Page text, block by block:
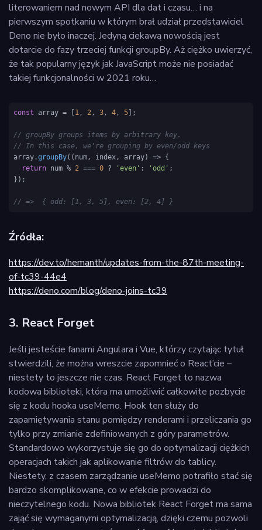
literowaniem nad nowym API dla dat i czasu… i na
pierwszym spotkaniu w którym brał udział przedstawiciel
Deno nie było inaczej. Jedyną ciekawą nowością jest
dotarcie do fazy trzeciej funkcji groupBy. Aż ciężko uwierzyć,
że tak popularny język jak JavaScript może nie posiadać
takiej funkcjonalności w 2021 roku…
const array = [ 1, 2, 3, 4, 5 ];
// groupBy groups items by arbitrary key.
// In this case, we're grouping by even/odd keys
array.groupBy( ( num, index, array) => {
return num % 2 === 0 ? 'even' : 'odd' ;
});
// =>  { odd: [1, 3, 5], even: [2, 4] }
Źródła:
https://dev.to/hemanth/updates-from-the-87th-meeting-
of-tc39-44e4
https://deno.com/blog/deno-joins-tc39
3. React Forget
Jeśli jesteście fanami Angulara i Vue, którzy czytając tytuł
stwierdzili, że można wreszcie zapomnieć o React’cie –
niestety to jeszcze nie czas. React Forget to nazwa
kodowa biblioteki, która ma umożliwić całkowite pozbycie
się z kodu hooka useMemo. Hook ten służy do
zapamiętywania stanu pomiędzy renderami i przeliczania go
tylko przy zmianie zdefiniowanych z góry parametrów.
Standardowo wykorzystuje się go do optymalizacji ciężkich
operacjach takich jak aplikowanie filtrów do tablicy.
Niestety, z czasem zarządzanie useMemo potrafiło stać się
bardzo skomplikowane, co w efekcie prowadzi do
nieczytelnego kodu. Nowa bibliotek React Forget ma sama
zająć się wymaganymi optymalizacją, dzięki czemu pozwoli